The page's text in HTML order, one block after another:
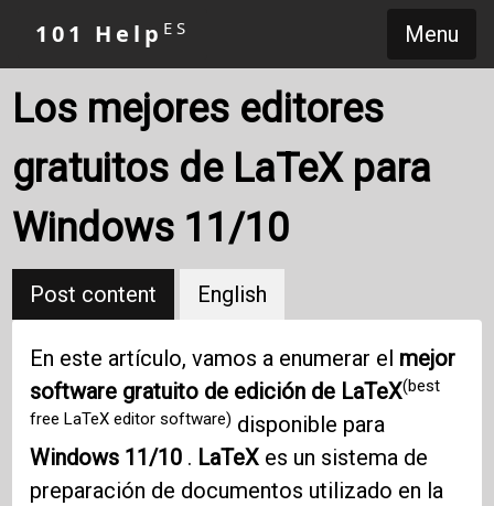
Menu
101 Help ES
Los mejores editores
gratuitos de LaTeX para
Windows 11/10
Post content English
En este artículo, vamos a enumerar el mejor
software gratuito de edición de LaTeX(best
free LaTeX editor software) disponible para
Windows 11/10 . LaTeX es un sistema de
preparación de documentos utilizado en la